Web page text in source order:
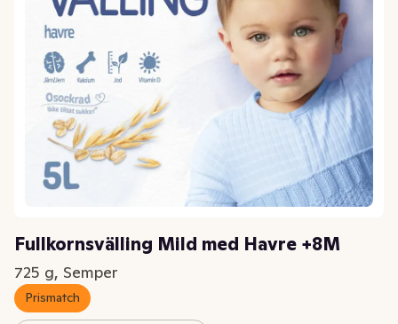
Fullkornsvälling Mild med Havre +8M
725 g, Semper
Prismatch